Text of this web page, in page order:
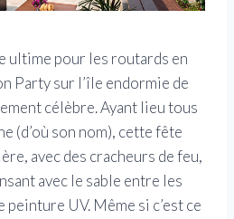
ultime pour les routards en
Party sur l’île endormie de
célèbre. Ayant lieu tous
(d’où son nom), cette fête
avec des cracheurs de feu,
avec le sable entre les
UV. Même si c’est ce